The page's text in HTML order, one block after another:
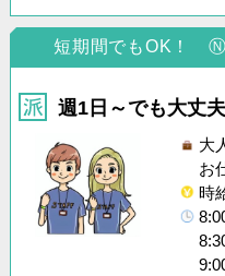
短期間でもOK！ Ⓝ
週1日～でも大丈夫
大
お
時